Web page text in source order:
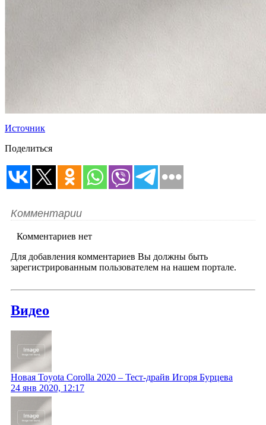
Источник
Поделиться
Комментарии
Комментариев нет
Для добавления комментариев Вы должны быть
зарегистрированным пользователем на нашем портале.
Видео
Новая Toyota Corolla 2020 – Тест-драйв Игоря Бурцева
24 янв 2020, 12:17